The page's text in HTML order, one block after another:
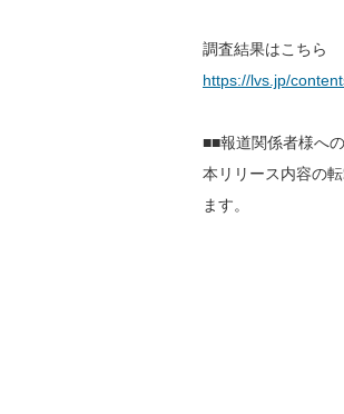
調査結果はこちら
https://lvs.jp/
■■報道関係者様へ
本リリース内容の
ます。